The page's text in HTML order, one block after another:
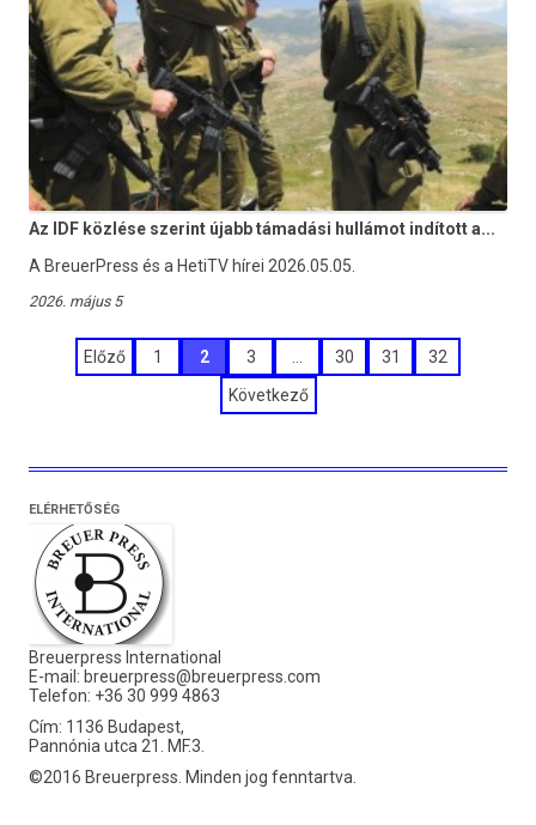
Az IDF közlése szerint újabb támadási hullámot indított a...
A BreuerPress és a HetiTV hírei 2026.05.05.
2026. május 5
Bejegyzések
Előző 1 2 3 30 31
32
Következő
ELÉRHETŐSÉG
Breuerpress International
E-mail: breuerpress@breuerpress.com
Telefon: +36 30 999 4863
Cím: 1136 Budapest,
Pannónia utca 21. MF.3.
©2016 Breuerpress. Minden jog fenntartva.